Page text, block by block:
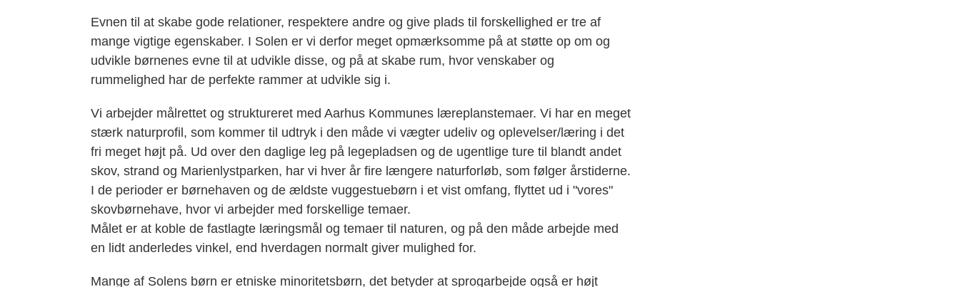
Evnen til at skabe gode relationer, respektere andre og give plads til forskellighed er tre af
mange vigtige egenskaber. I Solen er vi derfor meget opmærksomme på at støtte op om og
udvikle børnenes evne til at udvikle disse, og på at skabe rum, hvor venskaber og
rummelighed har de perfekte rammer at udvikle sig i.
Vi arbejder målrettet og struktureret med Aarhus Kommunes læreplanstemaer. Vi har en meget
stærk naturprofil, som kommer til udtryk i den måde vi vægter udeliv og oplevelser/læring i det
fri meget højt på. Ud over den daglige leg på legepladsen og de ugentlige ture til blandt andet
skov, strand og Marienlystparken, har vi hver år fire længere naturforløb, som følger årstiderne.
I de perioder er børnehaven og de ældste vuggestuebørn i et vist omfang, flyttet ud i "vores"
skovbørnehave, hvor vi arbejder med forskellige temaer.
Målet er at koble de fastlagte læringsmål og temaer til naturen, og på den måde arbejde med
en lidt anderledes vinkel, end hverdagen normalt giver mulighed for.
Mange af Solens børn er etniske minoritetsbørn, det betyder at sprogarbejde også er højt